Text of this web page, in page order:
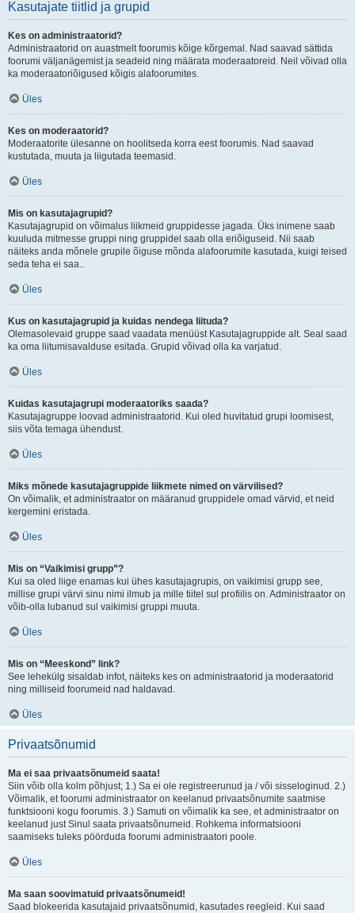
Kasutajate tiitlid ja grupid
Kes on administraatorid?
Administraatorid on auastmelt foorumis kõige kõrgemal. Nad saavad sättida
foorumi väljanägemist ja seadeid ning määrata moderaatoreid. Neil võivad olla
ka moderaatoriõigused kõigis alafoorumites.
Üles
Kes on moderaatorid?
Moderaatorite ülesanne on hoolitseda korra eest foorumis. Nad saavad
kustutada, muuta ja liigutada teemasid.
Üles
Mis on kasutajagrupid?
Kasutajagrupid on võimalus liikmeid gruppidesse jagada. Üks inimene saab
kuuluda mitmesse gruppi ning gruppidel saab olla eriõiguseid. Nii saab
näiteks anda mõnele grupile õiguse mõnda alafoorumite kasutada, kuigi teised
seda teha ei saa..
Üles
Kus on kasutajagrupid ja kuidas nendega liituda?
Olemasolevaid gruppe saad vaadata menüüst Kasutajagruppide alt. Seal saad
ka oma liitumisavalduse esitada. Grupid võivad olla ka varjatud.
Üles
Kuidas kasutajagrupi moderaatoriks saada?
Kasutajagruppe loovad administraatorid. Kui oled huvitatud grupi loomisest,
siis võta temaga ühendust.
Üles
Miks mõnede kasutajagruppide liikmete nimed on värvilised?
On võimalik, et administraator on määranud gruppidele omad värvid, et neid
kergemini eristada.
Üles
Mis on “Vaikimisi grupp”?
Kui sa oled liige enamas kui ühes kasutajagrupis, on vaikimisi grupp see,
millise grupi värvi sinu nimi ilmub ja mille tiitel sul profiilis on. Administraator on
võib-olla lubanud sul vaikimisi gruppi muuta.
Üles
Mis on “Meeskond” link?
See lehekülg sisaldab infot, näiteks kes on administraatorid ja moderaatorid
ning milliseid foorumeid nad haldavad.
Üles
Privaatsõnumid
Ma ei saa privaatsõnumeid saata!
Siin võib olla kolm põhjust; 1.) Sa ei ole registreerunud ja / või sisseloginud. 2.)
Võimalik, et foorumi administraator on keelanud privaatsõnumite saatmise
funktsiooni kogu foorumis. 3.) Samuti on võimalik ka see, et administraator on
keelanud just Sinul saata privaatsõnumeid. Rohkema informatsiooni
saamiseks tuleks pöörduda foorumi administraatori poole.
Üles
Ma saan soovimatuid privaatsõnumeid!
Saad blokeerida kasutajaid privaatsõnumid, kasutades reegleid. Kui saad